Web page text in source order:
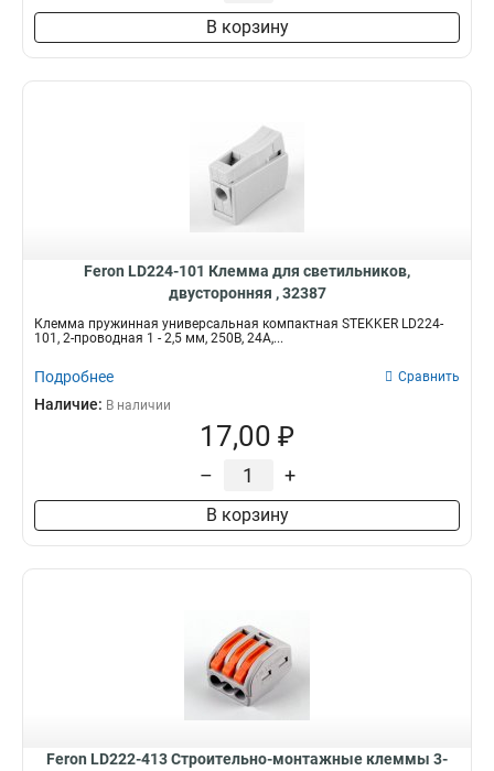
В корзину
Feron LD224-101 Клемма для светильников,
двусторонняя , 32387
Клемма пружинная универсальная компактная STEKKER LD224-
101, 2-проводная 1 - 2,5 мм, 250В, 24A,...
Подробнее Сравнить
Наличие: В наличии
17,00 ₽
– +
В корзину
Feron LD222-413 Cтроительно-монтажные клеммы 3-